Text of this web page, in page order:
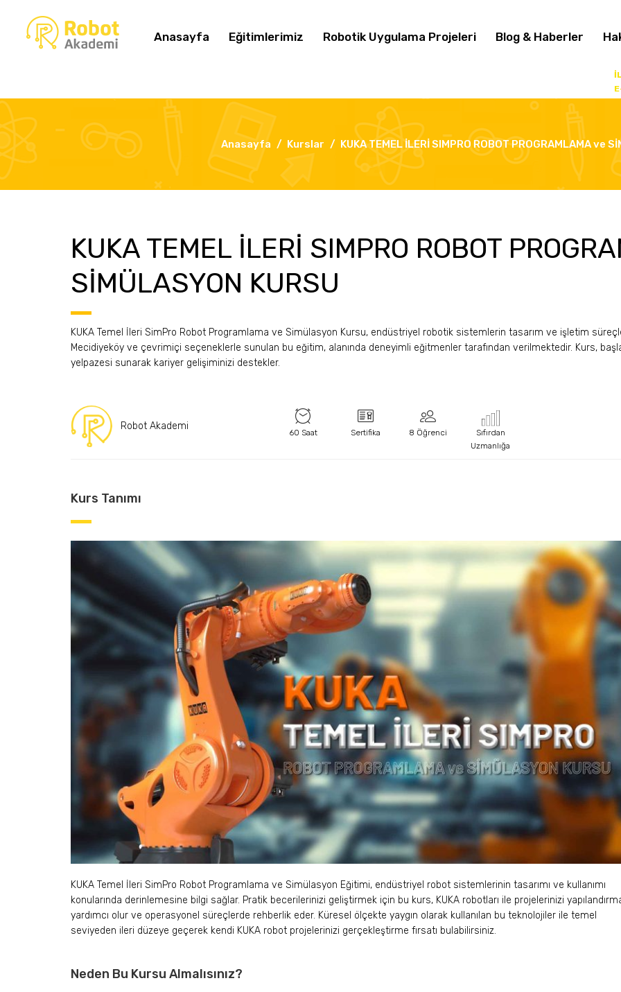
Anasayfa Eğitimlerimiz Robotik Uygulama Projeleri Blog & Haberler
Anasayfa Kurslar KUKA TEMEL İLERİ SIMPRO ROBOT PROGRAMLAMA ve
KUKA TEMEL İLERİ SIMPRO ROBOT
SİMÜLASYON KURSU
KUKA Temel İleri SimPro Robot Programlama ve Simülasyon Kursu, endüstriyel robotik sistemlerin tasarım ve işletim
Mecidiyeköy ve çevrimiçi seçeneklerle sunulan bu eğitim, alanında deneyimli eğitmenler tarafından verilmektedir. Kurs,
yelpazesi sunarak kariyer gelişiminizi destekler.
Robot Akademi
60 Saat Sertifika 8 Öğrenci
Sıfırdan
Uzmanlığa
Kurs Tanımı
KUKA Temel İleri SimPro Robot Programlama ve Simülasyon Eğitimi, endüstriyel robot sistemlerinin tasarımı ve kullanımı
konularında derinlemesine bilgi sağlar. Pratik becerilerinizi geliştirmek için bu kurs, KUKA robotları ile projelerinizi
yardımcı olur ve operasyonel süreçlerde rehberlik eder. Küresel ölçekte yaygın olarak kullanılan bu teknolojiler ile temel
seviyeden ileri düzeye geçerek kendi KUKA robot projelerinizi gerçekleştirme fırsatı bulabilirsiniz.
Neden Bu Kursu Almalısınız?